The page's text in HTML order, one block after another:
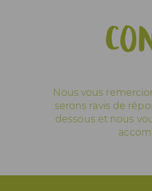
Nous vous
serons ravis de
dessous et nous